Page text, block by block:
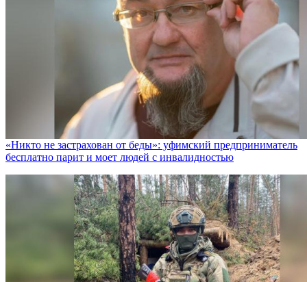
«Никто не заcтрахован от беды»: уфимский предприниматель
бесплатно парит и моет людей с инвалидностью